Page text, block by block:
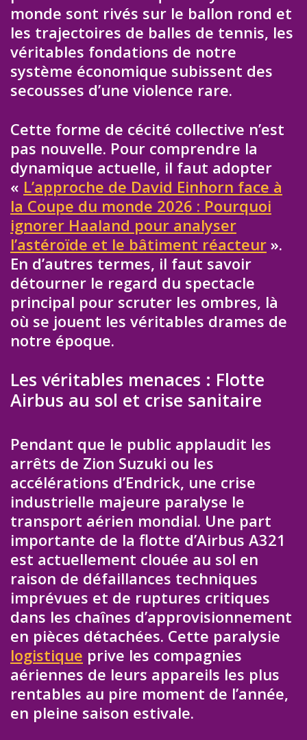
monde sont rivés sur le ballon rond et
les trajectoires de balles de tennis, les
véritables fondations de notre
système économique subissent des
secousses d’une violence rare.
Cette forme de cécité collective n’est
pas nouvelle. Pour comprendre la
dynamique actuelle, il faut adopter
« L’approche de David Einhorn face à
la Coupe du monde 2026 : Pourquoi
ignorer Haaland pour analyser
l’astéroïde et le bâtiment réacteur ».
En d’autres termes, il faut savoir
détourner le regard du spectacle
principal pour scruter les ombres, là
où se jouent les véritables drames de
notre époque.
Les véritables menaces : Flotte
Airbus au sol et crise sanitaire
Pendant que le public applaudit les
arrêts de Zion Suzuki ou les
accélérations d’Endrick, une crise
industrielle majeure paralyse le
transport aérien mondial. Une part
importante de la flotte d’Airbus A321
est actuellement clouée au sol en
raison de défaillances techniques
imprévues et de ruptures critiques
dans les chaînes d’approvisionnement
en pièces détachées. Cette paralysie
logistique prive les compagnies
aériennes de leurs appareils les plus
rentables au pire moment de l’année,
en pleine saison estivale.